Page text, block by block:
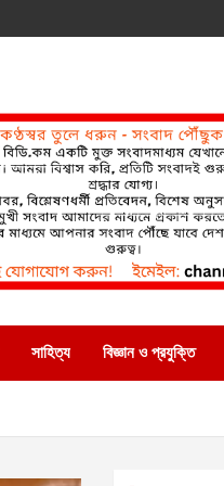
সাহিত্য বিজ্ঞান ও প্রযুক্তি